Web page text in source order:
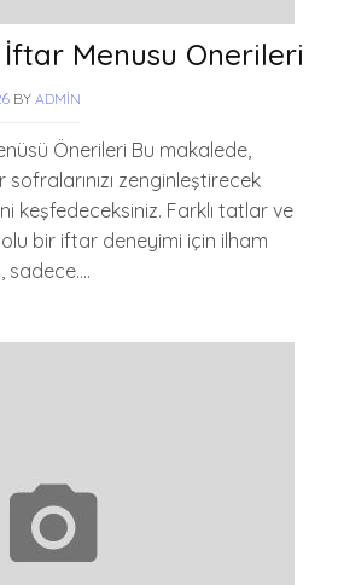
Menusu Onerileri
BY ADMIN
Önerileri Bu makalede,
zenginleştirecek
keşfedeceksiniz. Farklı tatlar ve
bir iftar deneyimi için ilham
sadece….